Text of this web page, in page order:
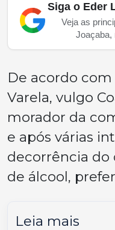
Siga o Eder
Veja as
Joaçaba,
De acordo
Varela, vulgo
morador da
e após várias
decorrência do
de álcool,
Leia mais